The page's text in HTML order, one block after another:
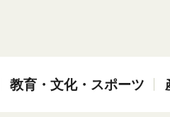
教育・文化・スポーツ